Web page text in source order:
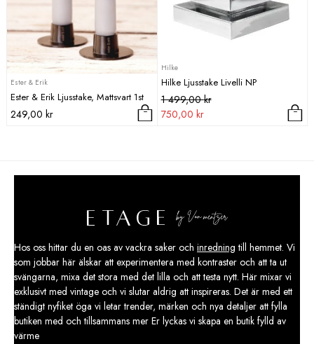
Ester & Erik
Ester & Erik Ljusstake, Mattsvart 1st
249,00 kr
Hilke
Hilke Ljusstake Livelli NP
1 499,00kr
Det
ursprungliga
499,00 kr.
750,00 kr
Det
nuvarande
Hos oss hittar du en oas av vackra saker och inredning till hemmet. Vi
som jobbar här älskar att experimentera med kontraster och att ta ut
svängarna, mixa det stora med det lilla och att testa nytt. Här mixar vi
exklusivt med vintage och vi slutar aldrig att inspireras. Det är med ett
ständigt nyfiket öga vi letar trender, märken och nya detaljer att fylla
butiken med och tillsammans mer Er lyckas vi skapa en butik fylld av
värme